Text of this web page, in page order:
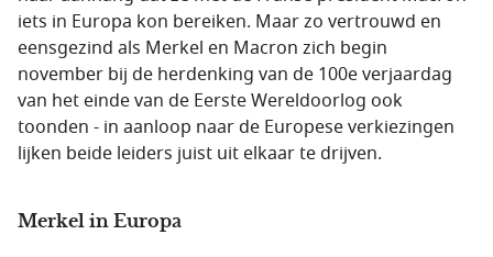
iets in Europa kon bereiken. Maar zo vertrouwd en
eensgezind als Merkel en Macron zich begin
november bij de herdenking van de 100e verjaardag
van het einde van de Eerste Wereldoorlog ook
toonden - in aanloop naar de Europese verkiezingen
lijken beide leiders juist uit elkaar te drijven.
Merkel in Europa